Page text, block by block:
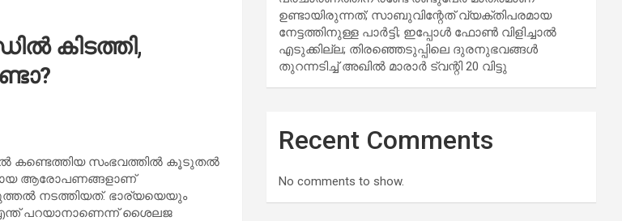
കിടത്തി,
കണ്ടെത്തിയ സംഭവത്തിൽ കൂടുതൽ
ആരോപണങ്ങളാണ്
നടത്തിയത്. ഭാര്യയെയും
പറയാനാണെന്ന് ശൈലജ
ഉണ്ടായിരുന്നത്; സാബുവിന്റേത് വ്യക്തിപരമായ
നേട്ടത്തിനുള്ള പാര്‍ട്ടി; ഇപ്പോള്‍ ഫോണ്‍ വിളിച്ചാല്‍
എടുക്കില്ല; തിരഞ്ഞെടുപ്പിലെ ദുരനുഭവങ്ങള്‍
തുറന്നടിച്ച് അഖില്‍ മാരാര്‍ ട്വന്റി 20 വിട്ടു
Recent Comments
No comments to show.